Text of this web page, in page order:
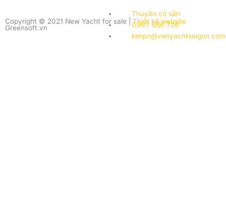
Copyright © 2021 New Yacht for sale |Thiết kế website
Greensoft.vn
Thuyền có sẵn
0967 686 726
kimpn@vietyachtsaigon.com